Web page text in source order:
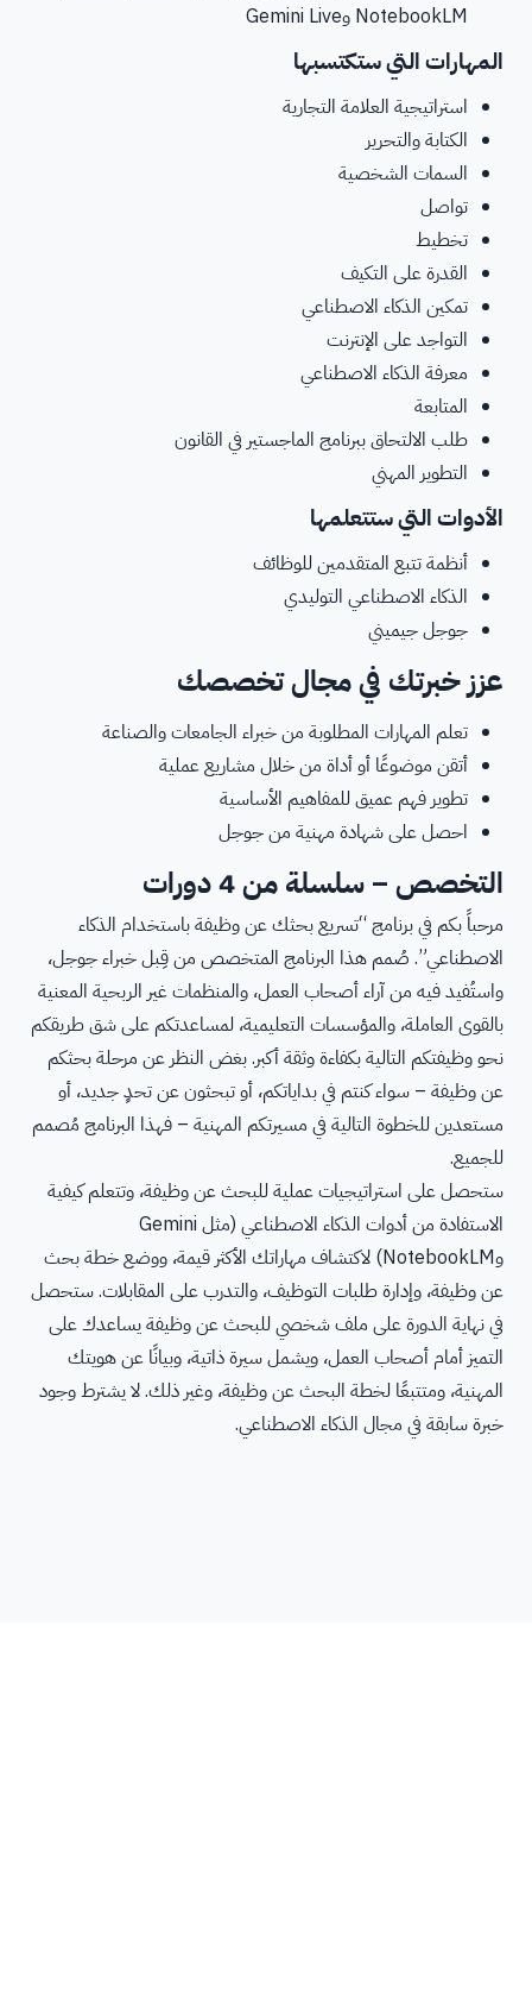
NotebookLM وGemini Live
المهارات التي ستكتسبها
استراتيجية العلامة التجارية
الكتابة والتحرير
السمات الشخصية
تواصل
تخطيط
القدرة على التكيف
تمكين الذكاء الاصطناعي
التواجد على الإنترنت
معرفة الذكاء الاصطناعي
المتابعة
طلب الالتحاق ببرنامج الماجستير في القانون
التطوير المهني
الأدوات التي ستتعلمها
أنظمة تتبع المتقدمين للوظائف
الذكاء الاصطناعي التوليدي
جوجل جيميني
عزز خبرتك في مجال تخصصك
تعلم المهارات المطلوبة من خبراء الجامعات والصناعة
أتقن موضوعًا أو أداة من خلال مشاريع عملية
تطوير فهم عميق للمفاهيم الأساسية
احصل على شهادة مهنية من جوجل
التخصص – سلسلة من 4 دورات
مرحباً بكم في برنامج “تسريع بحثك عن وظيفة باستخدام الذكاء
الاصطناعي”. صُمم هذا البرنامج المتخصص من قِبل خبراء جوجل،
واستُفيد فيه من آراء أصحاب العمل، والمنظمات غير الربحية المعنية
بالقوى العاملة، والمؤسسات التعليمية، لمساعدتكم على شق طريقكم
نحو وظيفتكم التالية بكفاءة وثقة أكبر. بغض النظر عن مرحلة بحثكم
عن وظيفة – سواء كنتم في بداياتكم، أو تبحثون عن تحدٍ جديد، أو
مستعدين للخطوة التالية في مسيرتكم المهنية – فهذا البرنامج مُصمم
للجميع.
ستحصل على استراتيجيات عملية للبحث عن وظيفة، وتتعلم كيفية
الاستفادة من أدوات الذكاء الاصطناعي (مثل Gemini
وNotebookLM) لاكتشاف مهاراتك الأكثر قيمة، ووضع خطة بحث
عن وظيفة، وإدارة طلبات التوظيف، والتدرب على المقابلات. ستحصل
في نهاية الدورة على ملف شخصي للبحث عن وظيفة يساعدك على
التميز أمام أصحاب العمل، ويشمل سيرة ذاتية، وبيانًا عن هويتك
المهنية، ومتتبعًا لخطة البحث عن وظيفة، وغير ذلك. لا يشترط وجود
خبرة سابقة في مجال الذكاء الاصطناعي.